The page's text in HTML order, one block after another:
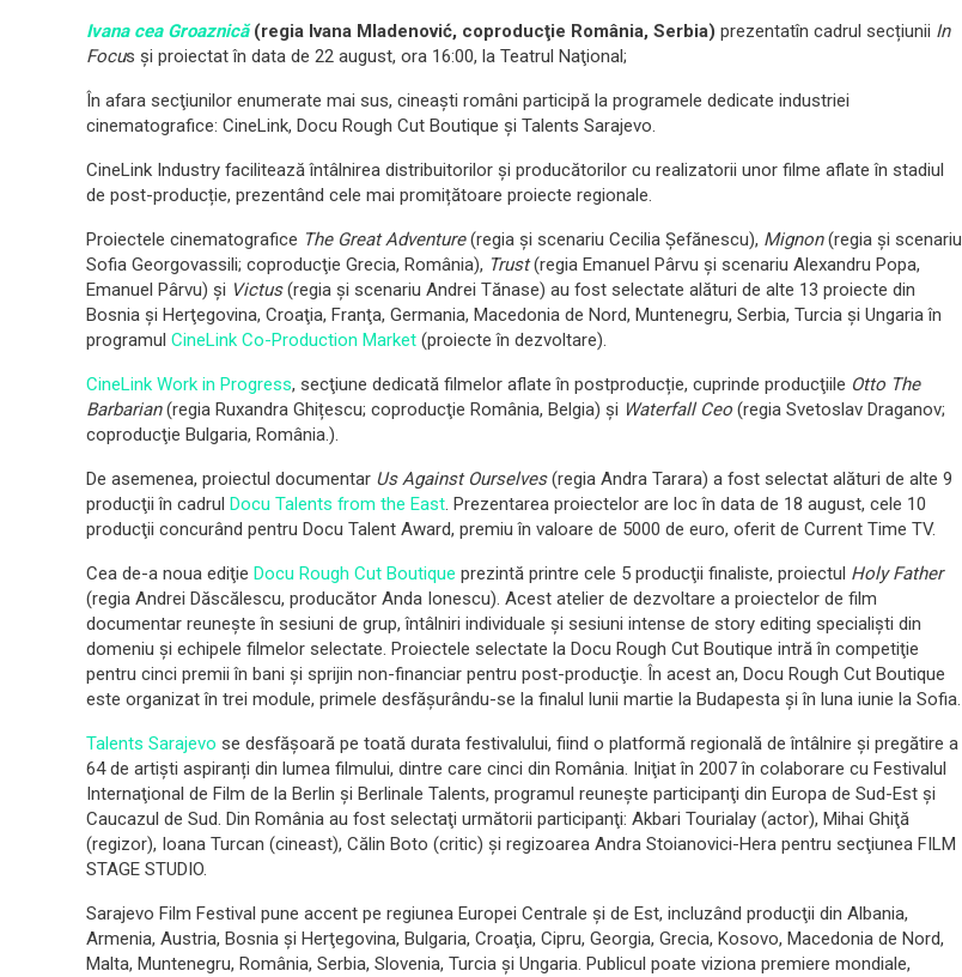
Ivana cea Groaznică(regia Ivana Mladenović, coproducţie România, Serbia) prezentatîn cadrul secțiunii In
Focus și proiectat în data de 22 august, ora 16:00, la Teatrul Naţional;
În afara secţiunilor enumerate mai sus, cineaşti români participă la programele dedicate industriei
cinematografice: CineLink, Docu Rough Cut Boutique şi Talents Sarajevo.
CineLink Industry facilitează întâlnirea distribuitorilor şi producătorilor cu realizatorii unor filme aflate în stadiul
de post-producție, prezentând cele mai promițătoare proiecte regionale.
Proiectele cinematografice The Great Adventure(regia şi scenariu Cecilia Șefănescu), Mignon(regia şi scenariu
Sofia Georgovassili; coproducţie Grecia, România), Trust(regia Emanuel Pârvu şi scenariu Alexandru Popa,
Emanuel Pârvu) şi Victus(regia şi scenariu Andrei Tănase) au fost selectate alături de alte 13 proiecte din
Bosnia şi Herţegovina, Croaţia, Franţa, Germania, Macedonia de Nord, Muntenegru, Serbia, Turcia şi Ungaria în
programul CineLink Co-Production Market (proiecte în dezvoltare).
CineLink Work in Progress, secţiune dedicată filmelor aflate în postproducție, cuprinde producţiile Otto The
Barbarian(regia Ruxandra Ghițescu; coproducţie România, Belgia) şi Waterfall Ceo (regia Svetoslav Draganov;
coproducţie Bulgaria, România.).
De asemenea, proiectul documentar Us Against Ourselves(regia Andra Tarara) a fost selectat alături de alte 9
producţii în cadrul Docu Talents from the East. Prezentarea proiectelor are loc în data de 18 august, cele 10
producţii concurând pentru Docu Talent Award, premiu în valoare de 5000 de euro, oferit de Current Time TV.
Cea de-a noua ediţie Docu Rough Cut Boutique prezintă printre cele 5 producţii finaliste, proiectul Holy Father
(regia Andrei Dăscălescu, producător Anda Ionescu). Acest atelier de dezvoltare a proiectelor de film
documentar reuneşte în sesiuni de grup, întâlniri individuale şi sesiuni intense de story editing specialişti din
domeniu şi echipele filmelor selectate. Proiectele selectate la Docu Rough Cut Boutique intră în competiţie
pentru cinci premii în bani şi sprijin non-financiar pentru post-producţie. În acest an, Docu Rough Cut Boutique
este organizat în trei module, primele desfăşurându-se la finalul lunii martie la Budapesta şi în luna iunie la Sofia.
Talents Sarajevo se desfășoară pe toată durata festivalului, fiind o platformă regională de întâlnire și pregătire a
64 de artiști aspiranți din lumea filmului, dintre care cinci din România. Iniţiat în 2007 în colaborare cu Festivalul
Internaţional de Film de la Berlin şi Berlinale Talents, programul reuneşte participanţi din Europa de Sud-Est şi
Caucazul de Sud. Din România au fost selectaţi următorii participanţi: Akbari Tourialay (actor), Mihai Ghiţă
(regizor), Ioana Turcan (cineast), Călin Boto (critic) şi regizoarea Andra Stoianovici-Hera pentru secţiunea FILM
STAGE STUDIO.
Sarajevo Film Festival pune accent pe regiunea Europei Centrale şi de Est, incluzând producţii din Albania,
Armenia, Austria, Bosnia şi Herţegovina, Bulgaria, Croaţia, Cipru, Georgia, Grecia, Kosovo, Macedonia de Nord,
Malta, Muntenegru, România, Serbia, Slovenia, Turcia şi Ungaria. Publicul poate viziona premiere mondiale,